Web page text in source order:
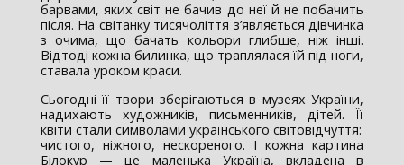
барвами, яких світ не бачив до неї й не побачить
після. На світанку тисячоліття з’являється дівчинка
з очима, що бачать кольори глибше, ніж інші.
Відтоді кожна билинка, що траплялася їй під ноги,
ставала уроком краси.
Сьогодні її твори зберігаються в музеях України,
надихають художників, письменників, дітей. Її
квіти стали символами українського світовідчуття:
чистого, ніжного, нескореного. І кожна картина
Білокур — це маленька Україна, вкладена в